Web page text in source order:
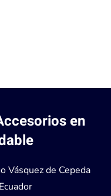
en
Vásquez de Cepeda